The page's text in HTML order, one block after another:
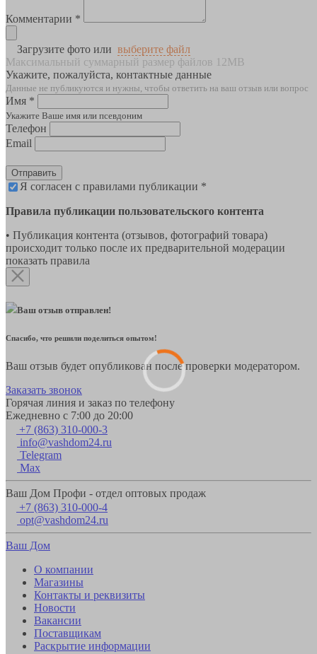
Комментарии *
Загрузите фото или выберите файл
Максимальный суммарный размер файлов 12MB
Укажите, пожалуйста, контактные данные
Данные не публикуются и нужны, чтобы ответить на ваш отзыв или вопрос
Имя *
Укажите Ваше имя или псевдоним
Телефон
Email
Отправить
Я согласен с правилами публикации *
Правила публикации пользовательского контента
• Публикация контента (отзывов, фотографий товара)
происходит только после их предварительной модерации
показать правила
Ваш отзыв отправлен!
Спасибо, что решили поделиться опытом!
Ваш отзыв будет опубликован после проверки модератором.
Заказать звонок
Горячая линия и заказ по телефону
Ежедневно с 7:00 до 20:00
+7 (863) 310-000-3
info@vashdom24.ru
Telegram
Max
Ваш Дом Профи - отдел оптовых продаж
+7 (863) 310-000-4
opt@vashdom24.ru
Ваш Дом
О компании
Магазины
Контакты и реквизиты
Новости
Вакансии
Поставщикам
Раскрытие информации